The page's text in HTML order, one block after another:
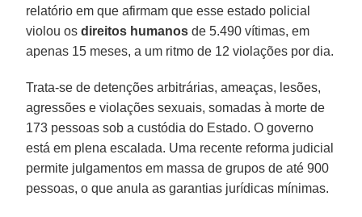
relatório em que afirmam que esse estado policial
violou osdireitos humanos de 5.490 vítimas, em
apenas 15 meses, a um ritmo de 12 violações por dia.
Trata-se de detenções arbitrárias, ameaças, lesões,
agressões e violações sexuais, somadas à morte de
173 pessoas sob a custódia do Estado. O governo
está em plena escalada. Uma recente reforma judicial
permite julgamentos em massa de grupos de até 900
pessoas, o que anula as garantias jurídicas mínimas.